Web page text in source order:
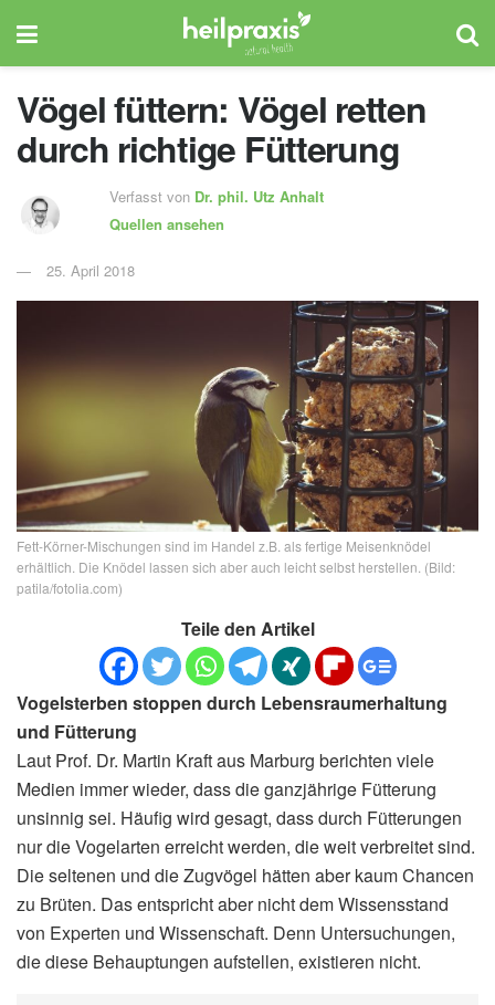
Vögel füttern: Vögel retten
durch richtige Fütterung
Verfasst von Dr. phil. Utz Anhalt
Quellen ansehen
25. April 2018
Fett-Körner-Mischungen sind im Handel z.B. als fertige Meisenknödel
erhältlich. Die Knödel lassen sich aber auch leicht selbst herstellen. (Bild:
patila/fotolia.com)
Teile den Artikel
Vogelsterben stoppen durch Lebensraumerhaltung
und Fütterung
Laut Prof. Dr. Martin Kraft aus Marburg berichten viele
Medien immer wieder, dass die ganzjährige Fütterung
unsinnig sei. Häufig wird gesagt, dass durch Fütterungen
nur die Vogelarten erreicht werden, die weit verbreitet sind.
Die seltenen und die Zugvögel hätten aber kaum Chancen
zu Brüten. Das entspricht aber nicht dem Wissensstand
von Experten und Wissenschaft. Denn Untersuchungen,
die diese Behauptungen aufstellen, existieren nicht.